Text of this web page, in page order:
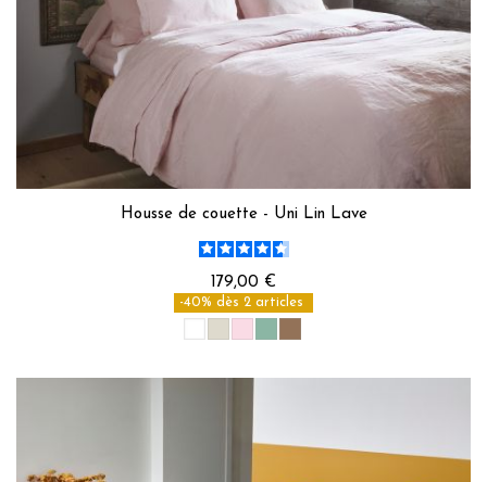
Housse de couette - Uni Lin Lave
179,00 €
-40% dès 2 articles